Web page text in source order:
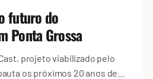
futuro do
Ponta Grossa
projeto viabilizado pelo
os próximos 20 anos de